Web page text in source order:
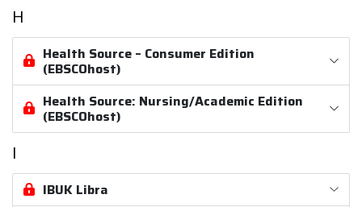
H
Health Source – Consumer Edition
(EBSCOhost)
Health Source: Nursing/Academic Edition
(EBSCOhost)
I
IBUK Libra